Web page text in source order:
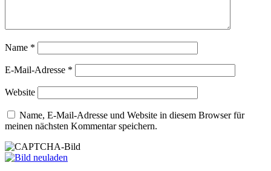
Name *
E-Mail-Adresse *
Website
Name, E-Mail-Adresse und Website in diesem Browser für
meinen nächsten Kommentar speichern.